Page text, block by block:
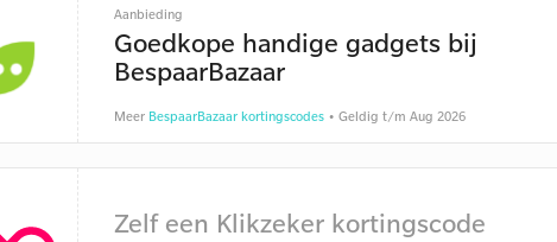
Aanbieding
Goedkope handige gadgets bij
BespaarBazaar
Meer BespaarBazaar kortingscodes• Geldig t/m Aug 2026
Zelf een Klikzeker kortingscode